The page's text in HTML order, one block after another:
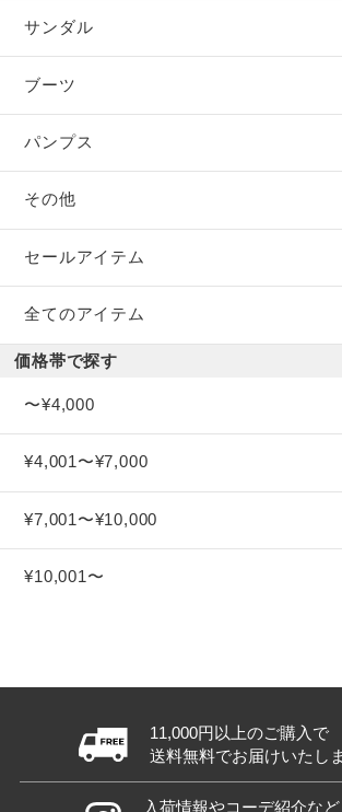
サンダル
ブーツ
パンプス
その他
セールアイテム
全てのアイテム
価格帯で探す
〜¥4,000
¥4,001〜¥7,000
¥7,001〜¥10,000
¥10,001〜
11,000円以上のご購入で
送料無料でお届けいたし
入荷情報やコーデ紹介など